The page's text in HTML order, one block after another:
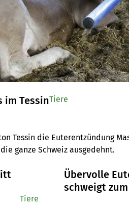
Tessin
Tessin die Euterentzündung
Tiere
Tiere
Übervolle
schweigt